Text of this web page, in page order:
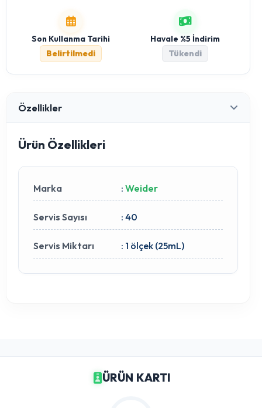
Son Kullanma Tarihi
Belirtilmedi
Havale %5 İndirim
Tükendi
Ürün Özellikleri
Marka : Weider
Servis Sayısı : 40
Servis Miktarı : 1 ölçek (25mL)
ÜRÜN KARTI